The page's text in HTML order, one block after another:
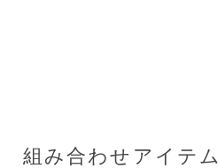
組み合わせアイテム